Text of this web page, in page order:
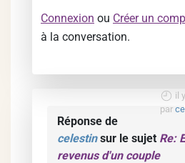
Connexion ou Créer un
à la conversation.
il
par
Réponse de
celestinsur le sujet Re:
revenus d'un couple